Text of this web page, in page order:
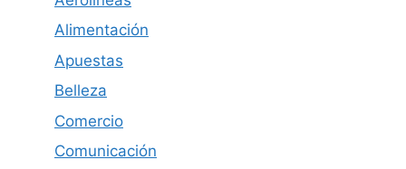
Alimentación
Apuestas
Belleza
Comercio
Comunicación